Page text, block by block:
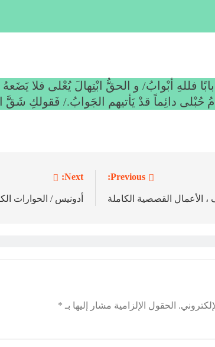
فللهِ أبْوابُ/ و الحقُّ ابْتِهالَ يُعْلى فلا
حُبْلى دائِماً قدْ يَأتيهم الجَوابُ./ فَقولكِ
Previous:
الأعمال القصصية الكاملة
Next:
أدونيس / الحوارات
الحقول الإلزامية مشار إليها بـ *